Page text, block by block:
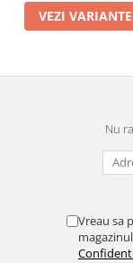
VEZI VARIANTE
Nu
Vreau sa